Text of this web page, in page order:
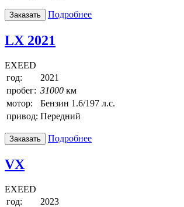
Заказать Подробнее
LX 2021
EXEED
год:
2021
пробег: 31000 км
мотор:
Бензин 1.6/197 л.с.
привод: Передний
Заказать Подробнее
VX
EXEED
год:
2023